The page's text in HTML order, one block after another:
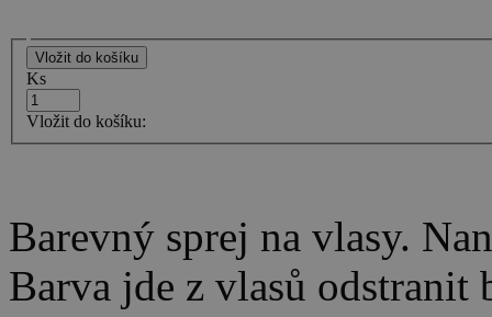
Ks
Vložit do košíku:
Barevný sprej na vlasy.
Barva jde z vlasů odstranit